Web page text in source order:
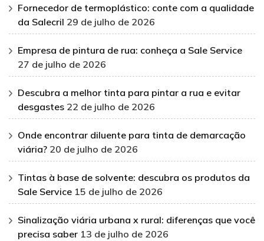
Fornecedor de termoplástico: conte com a qualidade
da Salecril 29 de julho de 2026
Empresa de pintura de rua: conheça a Sale Service
27 de julho de 2026
Descubra a melhor tinta para pintar a rua e evitar
desgastes 22 de julho de 2026
Onde encontrar diluente para tinta de demarcação
viária? 20 de julho de 2026
Tintas à base de solvente: descubra os produtos da
Sale Service 15 de julho de 2026
Sinalização viária urbana x rural: diferenças que você
precisa saber 13 de julho de 2026